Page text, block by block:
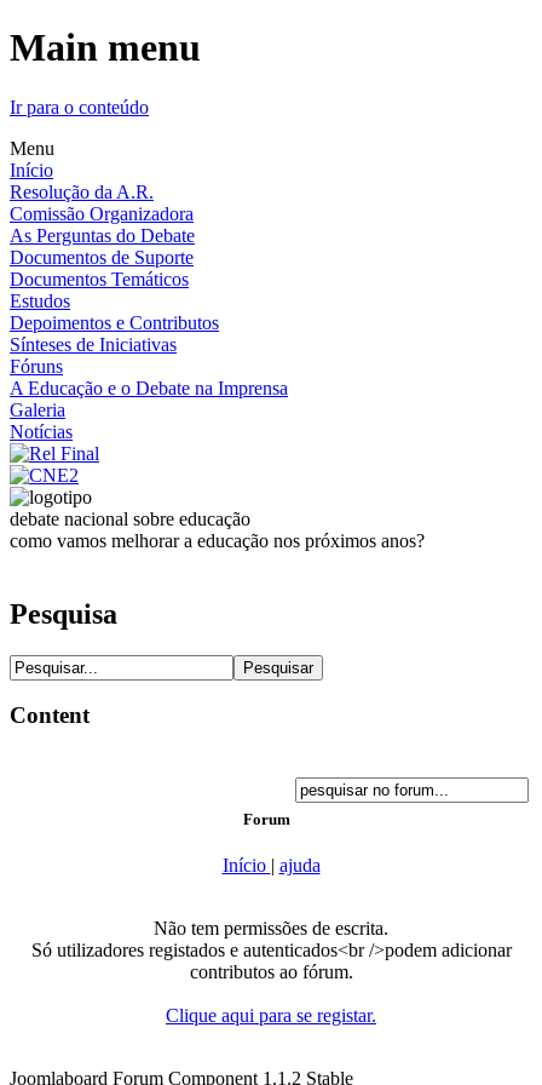
Main menu
Ir para o conteúdo
Menu
Início
Resolução da A.R.
Comissão Organizadora
As Perguntas do Debate
Documentos de Suporte
Documentos Temáticos
Estudos
Depoimentos e Contributos
Sínteses de Iniciativas
Fóruns
A Educação e o Debate na Imprensa
Galeria
Notícias
debate nacional sobre educação
como vamos melhorar a educação nos próximos anos?
Pesquisa
Content
Forum
Início | ajuda
Não tem permissões de escrita.
Só utilizadores registados e autenticados<br />podem adicionar
contributos ao fórum.
Clique aqui para se registar.
Joomlaboard Forum Component 1.1.2 Stable